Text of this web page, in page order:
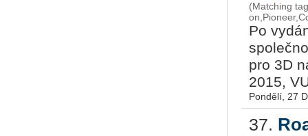
(Matching
Po
pro 3D
2015,
Pondělí, 27
37.